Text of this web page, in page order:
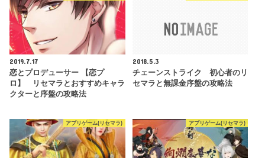
2019.7.17
恋とプロデューサー 【恋プ
ロ】 リセマラとおすすめキャラ
クターと序盤の攻略法
2018.5.3
チェーンストライク 初心者のリ
セマラと無課金序盤の攻略法
アプリゲーム(リセマラ) アプリゲーム(リセマラ)